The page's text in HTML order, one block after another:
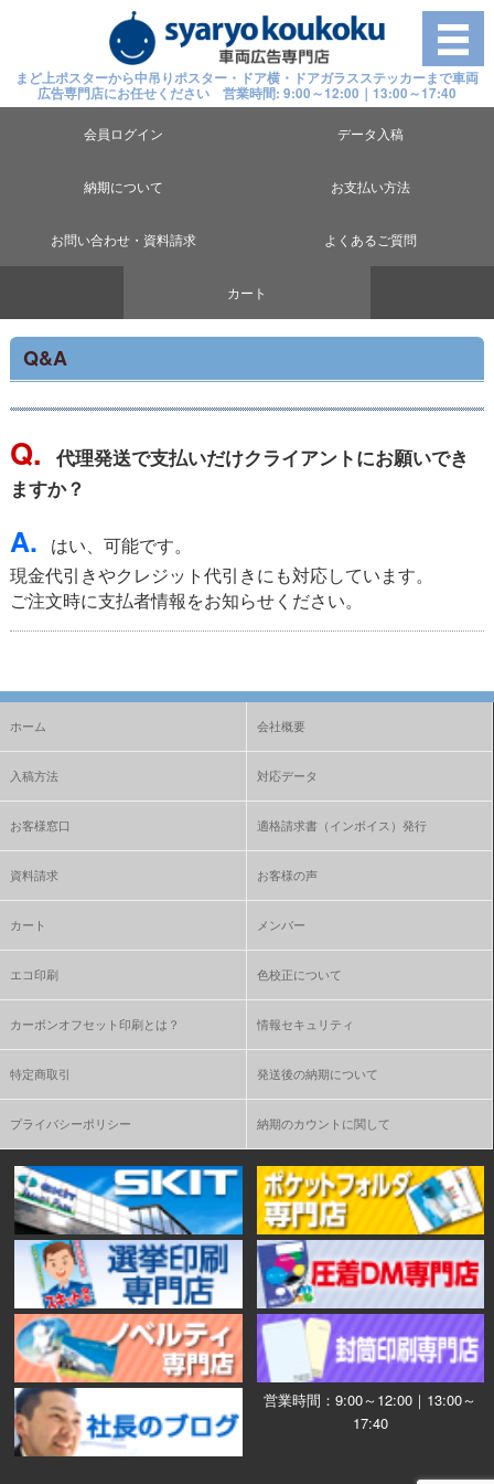
まど上ポスターから中吊りポスター・ドア横・ドアガラスステッカーまで車両
広告専門店にお任せください 営業時間: 9:00～12:00｜13:00～17:40
会員ログイン データ入稿
納期について お支払い方法
お問い合わせ・資料請求 よくあるご質問
カート
Q&A
Q.
代理発送で支払いだけクライアントにお願いでき
ますか？
A.
はい、可能です。
現金代引きやクレジット代引きにも対応しています。
ご注文時に支払者情報をお知らせください。
ホーム 会社概要
入稿方法 対応データ
お客様窓口 適格請求書（インボイス）発行
資料請求 お客様の声
カート メンバー
エコ印刷 色校正について
カーボンオフセット印刷とは？ 情報セキュリティ
特定商取引 発送後の納期について
プライバシーポリシー 納期のカウントに関して
営業時間：9:00～12:00｜13:00～
17:40